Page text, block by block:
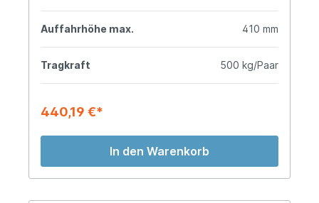
Auffahrhöhe max. 410 mm
Tragkraft 500 kg/Paar
440,19 €*
In den Warenkorb